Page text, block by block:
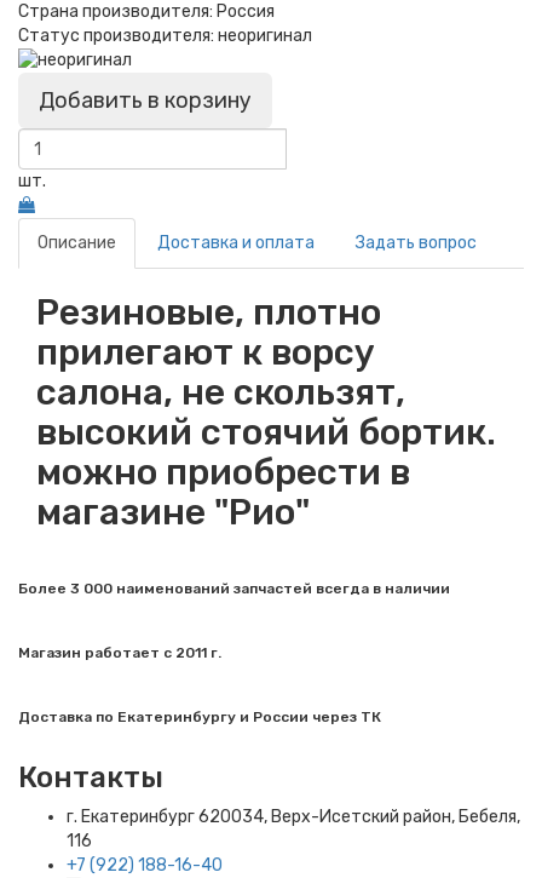
Страна производителя: Россия
Статус производителя: неоригинал
Добавить в корзину
шт.
Описание Доставка и оплата Задать вопрос
Резиновые, плотно
прилегают к ворсу
салона, не скользят,
высокий стоячий бортик.
можно приобрести в
магазине "Рио"
Более 3 000 наименований запчастей всегда в наличии
Магазин работает с 2011 г.
Доставка по Екатеринбургу и России через ТК
Контакты
г. Екатеринбург​ 620034, Верх-Исетский район, Бебеля,
116
+7 (922) 188-16-40